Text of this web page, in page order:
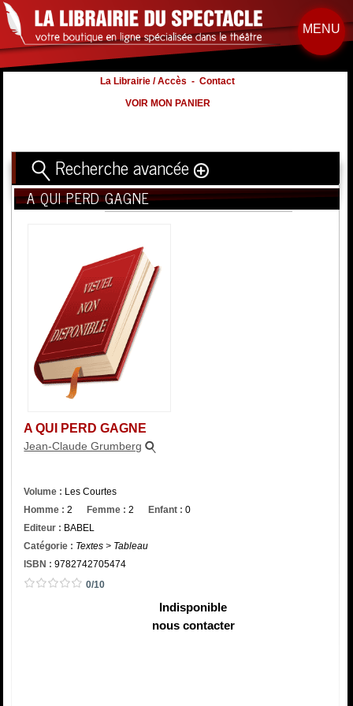
MENU
La Librairie / Accès -Contact
VOIR MON PANIER
Recherche avancée
Titre
Distribution:
Nb. d'hommes :
Nb. Femmes
Nb. Enfants
à
Catégorie
A QUI PERD GAGNE
A QUI PERD GAGNE
Jean-Claude Grumberg
Volume : Les Courtes
Homme : 2Femme : 2Enfant : 0
Editeur : BABEL
Catégorie : Textes > Tableau
ISBN : 9782742705474
0/10
Indisponible
nous contacter